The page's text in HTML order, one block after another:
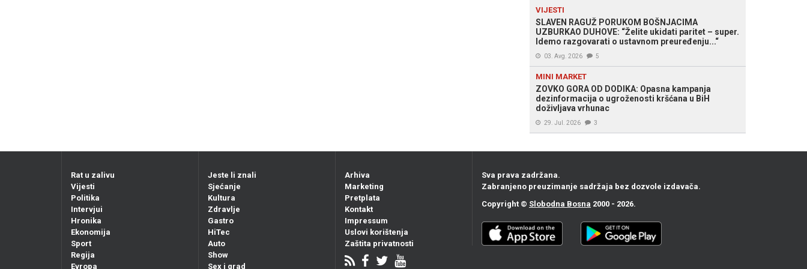
VIJESTI
SLAVEN RAGUŽ PORUKOM BOŠNJACIMA
UZBURKAO DUHOVE: “Želite ukidati paritet – super.
Idemo razgovarati o ustavnom preuređenju...“
03. Avg. 2026 5
MINI MARKET
ZOVKO GORA OD DODIKA: Opasna kampanja
dezinformacija o ugroženosti kršćana u BiH
doživljava vrhunac
29. Jul. 2026 3
Rat u zalivu
Vijesti
Politika
Intervjui
Hronika
Ekonomija
Sport
Regija
Evropa
Jeste li znali
Sjećanje
Kultura
Zdravlje
Gastro
HiTec
Auto
Show
Sex i grad
Arhiva
Marketing
Pretplata
Kontakt
Impressum
Uslovi korištenja
Zaštita privatnosti
Sva prava zadržana.
Zabranjeno preuzimanje sadržaja bez dozvole izdavača.
Copyright © Slobodna Bosna 2000 - 2026.